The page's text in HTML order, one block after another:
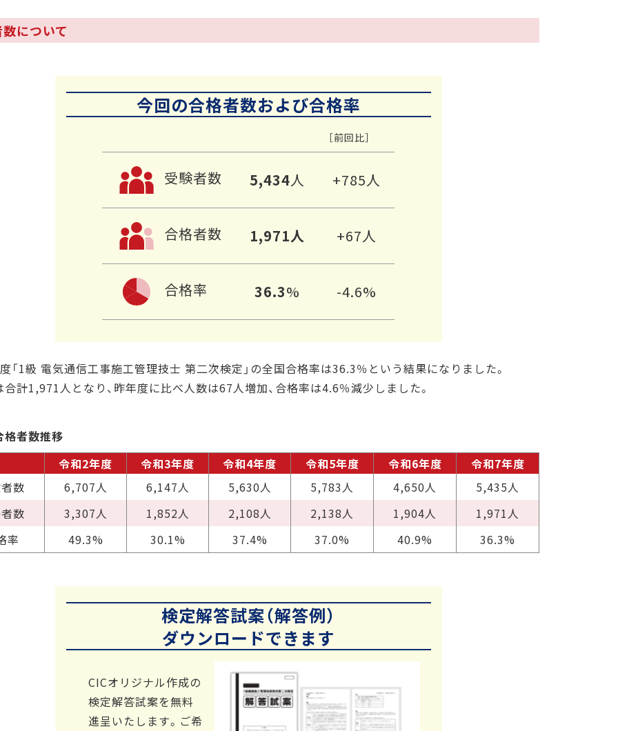
について
今回の合格者数および合格率
［前回比］
受験者数 5,434人 +785人
合格者数 1,971人 +67人
合格率 36.3% -4.6%
「1級 電気通信工事施工管理技士 第二次検定」の全国合格率は36.3％という結果になりました。
計1,971人となり、昨年度に比べ人数は67人増加、合格率は4.6％減少しました。
格者数推移
令和2年度
令和3年度 令和4年度 令和5年度 令和6年度
令和7年度
数
6,707人 6,147人 5,630人 5,783人 4,650人
5,435人
数
3,307人 1,852人 2,108人 2,138人 1,904人
1,971人
率
49.3% 30.1% 37.4% 37.0% 40.9% 36.3%
検定解答試案（解答例）
ダウンロードできます
CICオリジナル作成の
検定解答試案を無料
進呈いたします。ご希